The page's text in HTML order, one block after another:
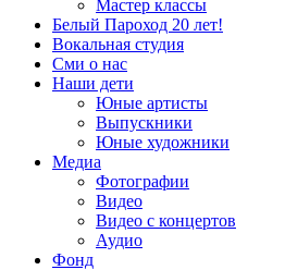
Мастер классы
Белый Пароход 20 лет!
Вокальная студия
Сми о нас
Наши дети
Юные артисты
Выпускники
Юные художники
Медиа
Фотографии
Видео
Видео с концертов
Аудио
Фонд